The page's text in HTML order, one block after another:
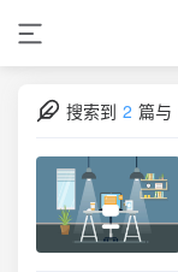
搜索到 2 篇与